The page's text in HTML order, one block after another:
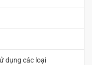
dụng các loại